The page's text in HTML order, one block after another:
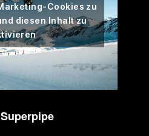
Cookies zu
diesen Inhalt zu